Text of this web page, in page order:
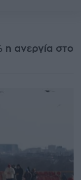
η ανεργία στο